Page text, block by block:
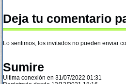
Deja tu comentario
Lo sentimos, los invitados no pueden enviar
Sumire
Ultima conexión en 31/07/2022 01:31